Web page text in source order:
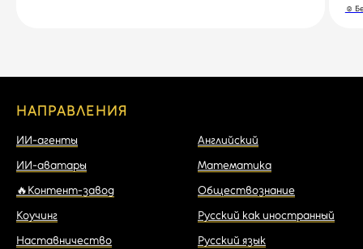
☺
НАПРАВЛЕНИЯ
ИИ-агенты
ИИ-аватары
🔥Контент-завод
Коучинг
Наставничество
Английский
Математика
Обществознание
Русский как иностранный
Русский язык